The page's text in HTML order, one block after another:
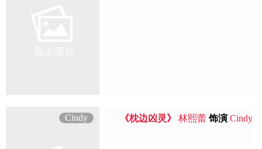
Cindy 《枕边凶灵》 林熙蕾 饰演 Cindy